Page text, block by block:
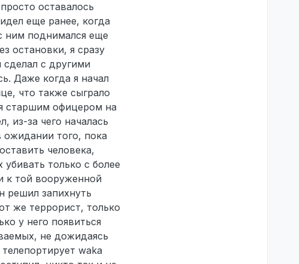
оставалось
еще ранее, когда
ним поднимался еще
остановки, я сразу
сделал с другими
Даже когда я начал
что также сыграло
старшим офицером на
из-за чего началась
того, пока
человека,
только с более
к той вооруженной
решил запихнуть
же террорист, только
у него появиться
не дожидаясь
waka